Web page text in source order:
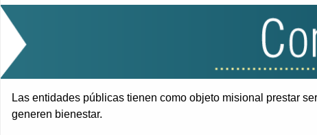
Las entidades públicas tienen como objeto misional prestar
generen bienestar.